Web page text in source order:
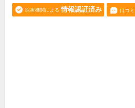
医療機関による 情報認証済み 口コミ